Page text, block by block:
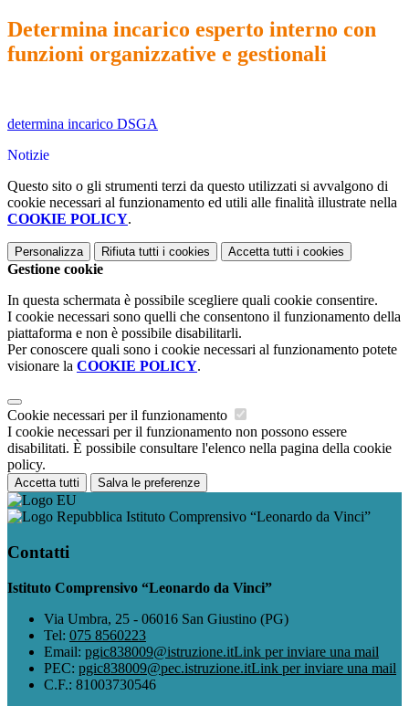
Determina incarico esperto interno con
funzioni organizzative e gestionali
determina incarico DSGA
Notizie
Questo sito o gli strumenti terzi da questo utilizzati si avvalgono di
cookie necessari al funzionamento ed utili alle finalità illustrate nella
COOKIE POLICY.
Personalizza Rifiuta tutti i cookies Accetta tutti i cookies
Gestione cookie
In questa schermata è possibile scegliere quali cookie consentire.
I cookie necessari sono quelli che consentono il funzionamento della
piattaforma e non è possibile disabilitarli.
Per conoscere quali sono i cookie necessari al funzionamento potete
visionare la COOKIE POLICY.
Cookie necessari per il funzionamento
I cookie necessari per il funzionamento non possono essere
disabilitati. È possibile consultare l'elenco nella pagina della cookie
policy.
Accetta tutti Salva le preferenze
Istituto Comprensivo “Leonardo da Vinci”
Contatti
Istituto Comprensivo “Leonardo da Vinci”
Via Umbra, 25 - 06016 San Giustino (PG)
Tel: 075 8560223
Email: pgic838009@istruzione.itLink per inviare una mail
PEC: pgic838009@pec.istruzione.itLink per inviare una mail
C.F.: 81003730546